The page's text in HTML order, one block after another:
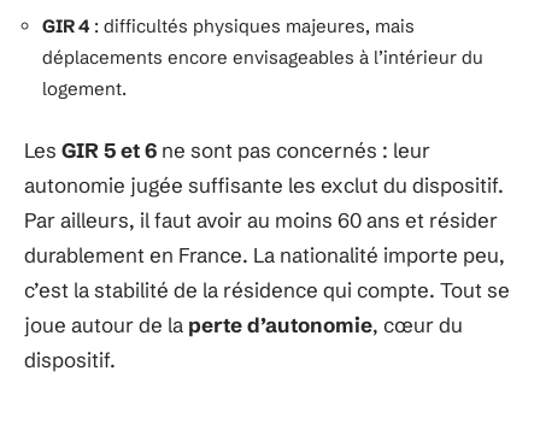
GIR 4 : difficultés physiques majeures, mais
déplacements encore envisageables à l’intérieur du
logement.
Les GIR 5 et 6 ne sont pas concernés : leur
autonomie jugée suffisante les exclut du dispositif.
Par ailleurs, il faut avoir au moins 60 ans et résider
durablement en France. La nationalité importe peu,
c’est la stabilité de la résidence qui compte. Tout se
joue autour de la perte d’autonomie, cœur du
dispositif.